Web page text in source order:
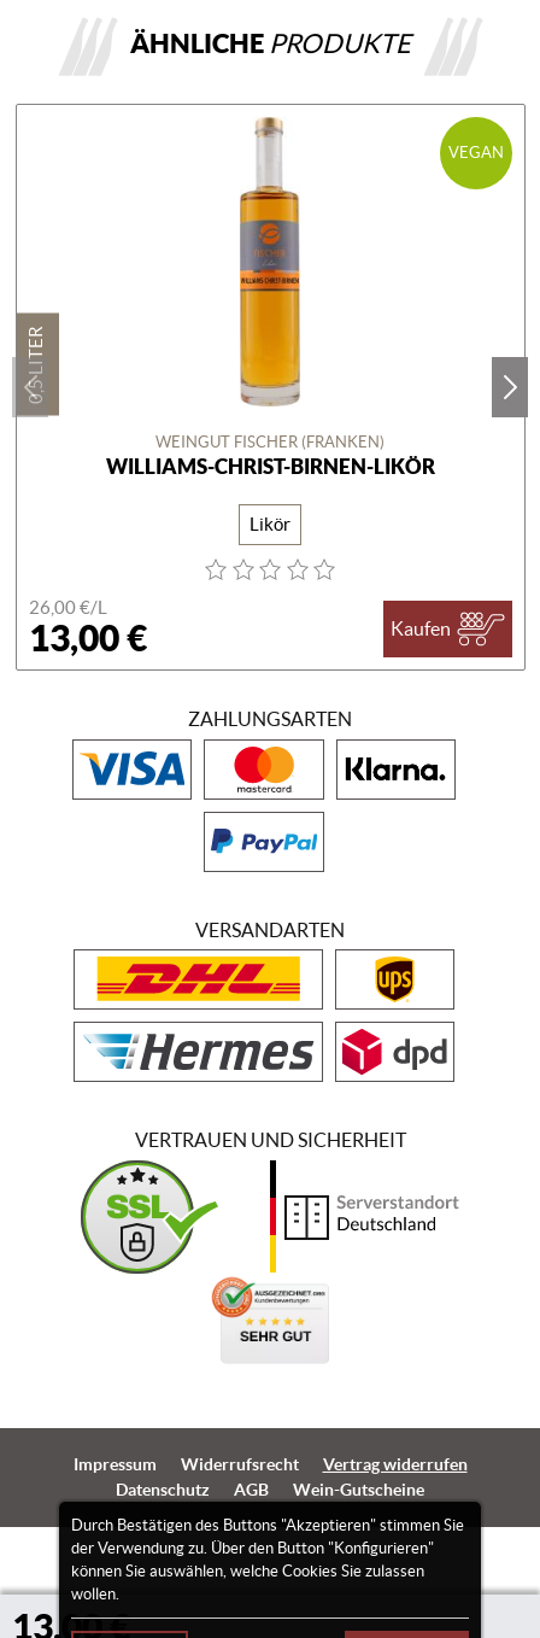
13,00 €
ÄHNLICHE PRODUKTE
VEGAN
0,5 LITER
WEINGUT FISCHER (FRANKEN)
WILLIAMS-CHRIST-BIRNEN-LIKÖR
Likör
26,00 €/L
13,00 € Kaufen
Durch Bestätigen des Buttons "Akzeptieren" stimmen Sie
der Verwendung zu. Über den Button "Konfigurieren"
können Sie auswählen, welche Cookies Sie zulassen
wollen.
ZAHLUNGSARTEN
VERSANDARTEN
VERTRAUEN UND SICHERHEIT
Impressum Widerrufsrecht
Vertrag widerrufen
Datenschutz
AGB Wein-Gutscheine